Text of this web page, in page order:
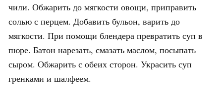
чили. Обжарить до мягкости овощи, приправить
солью с перцем. Добавить бульон, варить до
мягкости. При помощи блендера превратить суп в
пюре. Батон нарезать, смазать маслом, посыпать
сыром. Обжарить с обеих сторон. Украсить суп
гренками и шалфеем.